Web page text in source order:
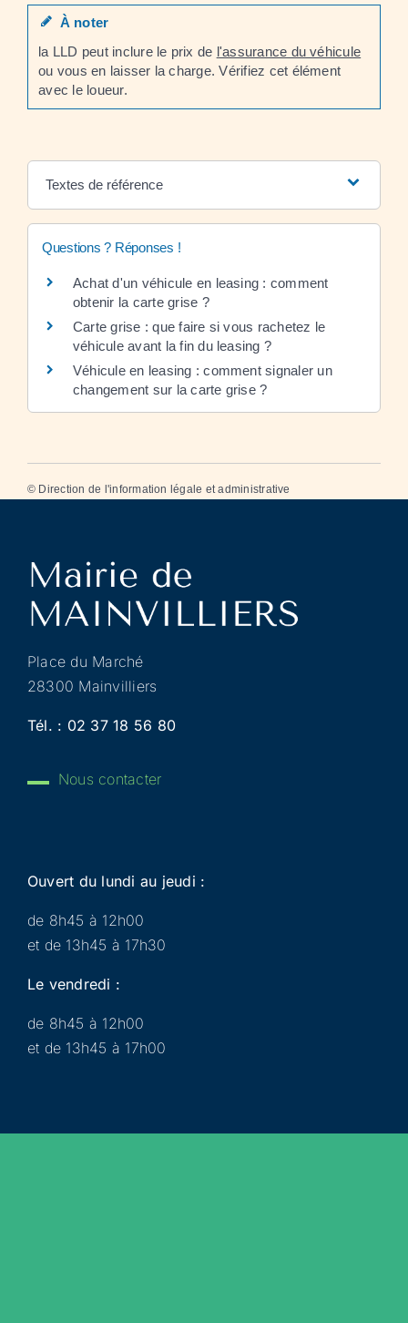
À noter
la LLD peut inclure le prix de l'assurance du véhicule
ou vous en laisser la charge. Vérifiez cet élément
avec le loueur.
Textes de référence
Questions ? Réponses !
Achat d'un véhicule en leasing : comment
obtenir la carte grise ?
Carte grise : que faire si vous rachetez le
véhicule avant la fin du leasing ?
Véhicule en leasing : comment signaler un
changement sur la carte grise ?
© Direction de l'information légale et administrative
Place du Marché
28300 Mainvilliers
Tél. : 02 37 18 56 80
Nous contacter
Ouvert du lundi au jeudi :
de 8h45 à 12h00
et de 13h45 à 17h30
Le vendredi :
de 8h45 à 12h00
et de 13h45 à 17h00